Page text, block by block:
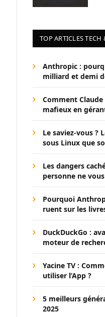
TOP ARTICLES TECH
Anthropic :
milliard et demi
Comment
mafieux en
Le saviez-vous ?
sous Linux que
Les dangers
personne ne
Pourquoi
ruent sur les
DuckDuckGo :
moteur de
Yacine TV :
utiliser l’App ?
5 meilleurs
2025